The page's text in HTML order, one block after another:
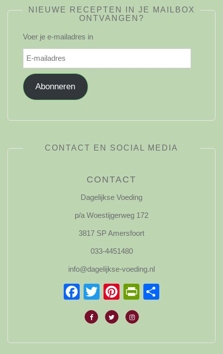
NIEUWE RECEPTEN IN JE MAILBOX
ONTVANGEN?
Voer je e-mailadres in
E-
mailadres
Abonneren
CONTACT EN SOCIAL MEDIA
CONTACT
Dagelijkse Voeding
p/a Woestijgerweg 172
3817 SP Amersfoort
033-4451480
info@dagelijkse-voeding.nl
Facebook
TwitterPinterest